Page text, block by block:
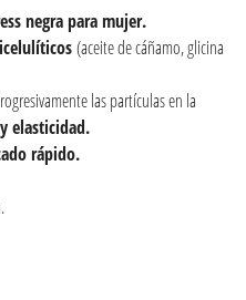
negra para mujer.
(aceite de cáñamo, glicina
las partículas en la
elasticidad.
rápido.